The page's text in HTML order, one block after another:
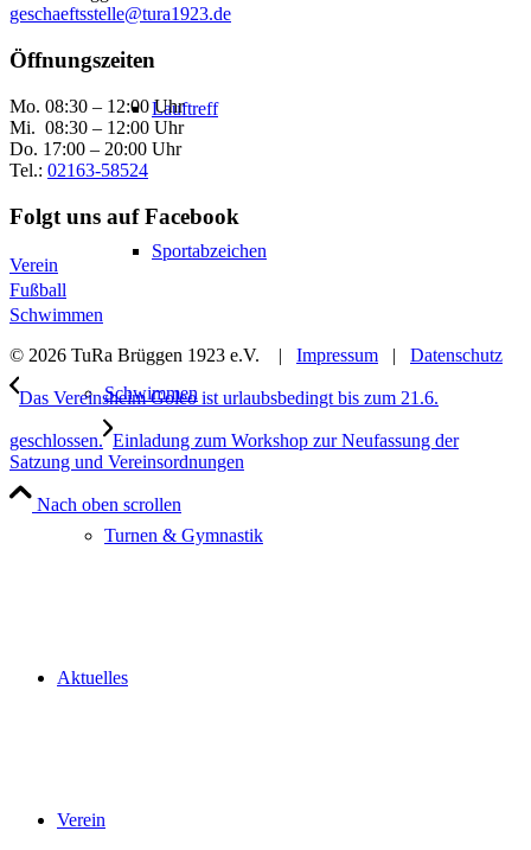
Lauftreff
Sportabzeichen
Schwimmen
Turnen & Gymnastik
Aktuelles
Verein
geschaeftsstelle@tura1923.de
Öffnungszeiten
Mo. 08:30 – 12:00 Uhr
Mi. 08:30 – 12:00 Uhr
Do. 17:00 – 20:00 Uhr
Tel.: 02163-58524
Folgt uns auf Facebook
Verein
Fußball
Schwimmen
© 2026 TuRa Brüggen 1923 e.V. | Impressum | Datenschutz
Das Vereinsheim Goleo ist urlaubsbedingt bis zum 21.6.
geschlossen. Einladung zum Workshop zur Neufassung der
Satzung und Vereinsordnungen
Nach oben scrollen